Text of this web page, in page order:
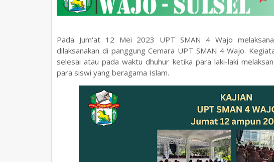
Pada Jum'at 12 Mei 2023 UPT SMAN 4 Wajo
dilaksanakan di panggung Cemara UPT SMAN 4 Wajo.
selesai atau pada waktu dhuhur ketika para laki-laki
para siswi yang beragama Islam.